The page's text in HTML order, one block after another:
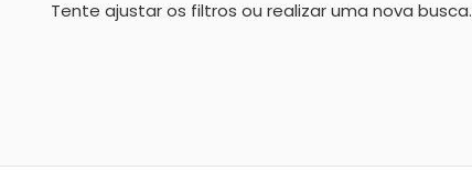
Tente ajustar os filtros ou realizar uma nova busca.